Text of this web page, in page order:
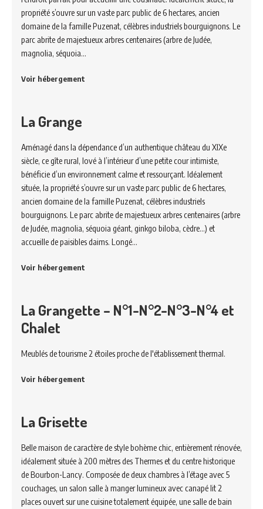
propriété s’ouvre sur un vaste parc public de 6 hectares, ancien
domaine de la famille Puzenat, célèbres industriels bourguignons. Le
parc abrite de majestueux arbres centenaires (arbre de Judée,
magnolia, séquoia…
Voir hébergement
La Grange
Aménagé dans la dépendance d’un authentique château du XIXe
siècle, ce gîte rural, lové à l’intérieur d’une petite cour intimiste,
bénéficie d’un environnement calme et ressourçant. Idéalement
située, la propriété s’ouvre sur un vaste parc public de 6 hectares,
ancien domaine de la famille Puzenat, célèbres industriels
bourguignons. Le parc abrite de majestueux arbres centenaires (arbre
de Judée, magnolia, séquoia géant, ginkgo biloba, cèdre…) et
accueille de paisibles daims. Longé…
Voir hébergement
La Grangette – N°1-N°2-N°3-N°4 et
Chalet
Meublés de tourisme 2 étoiles proche de l'établissement thermal.
Voir hébergement
La Grisette
Belle maison de caractère de style bohème chic, entièrement rénovée,
idéalement située à 200 mètres des Thermes et du centre historique
de Bourbon-Lancy. Composée de deux chambres à l’étage avec 5
couchages, un salon salle à manger lumineux avec canapé lit 2
places ouvert sur une cuisine totalement équipée, une salle de bain